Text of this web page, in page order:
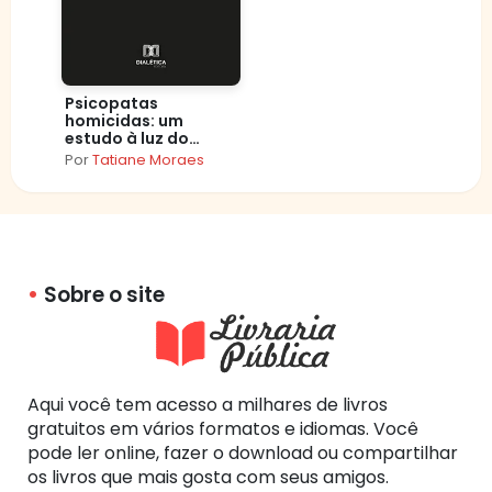
Psicopatas
homicidas: um
estudo à luz do
Sistema Penal
PorTatiane Moraes
Sobre o site
Aqui você tem acesso a milhares de livros
gratuitos em vários formatos e idiomas. Você
pode ler online, fazer o download ou compartilhar
os livros que mais gosta com seus amigos.